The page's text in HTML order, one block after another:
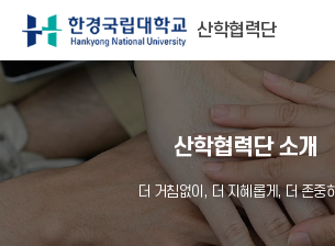
산학협력단
산학협력단 소개